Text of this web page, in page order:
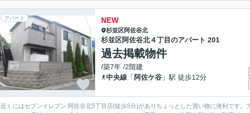
アパート NEW
杉並区阿佐谷北
杉並区阿佐谷北４丁目のアパート 201
過去掲載物件
/築7年 /2階建
中央線 「 阿佐ケ谷 」駅 徒歩12分
近くにはセブンイレブン 阿佐谷北5丁目店(徒歩5分)がありちょっとした買い物に便利です